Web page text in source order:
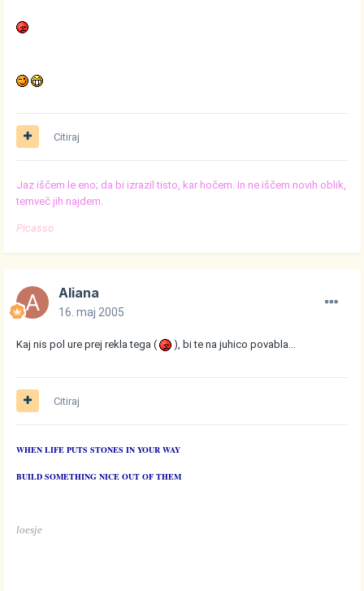
Citiraj
Jaz iščem le eno; da bi izrazil tisto, kar hočem. In ne iščem novih oblik,
temveč jih najdem.
Picasso
Aliana
16. maj 2005
Kaj nis pol ure prej rekla tega ( ), bi te na juhico povabla...
Citiraj
WHEN LIFE PUTS STONES IN YOUR WAY
BUILD SOMETHING NICE OUT OF THEM
loesje